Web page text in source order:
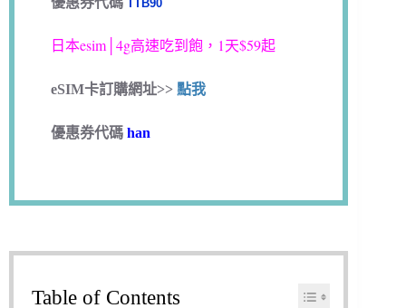
TTB90
日本esim│4g高速吃到飽，1天$59起
eSIM卡訂購網址>> 點我
優惠券代碼 han
Table of Contents